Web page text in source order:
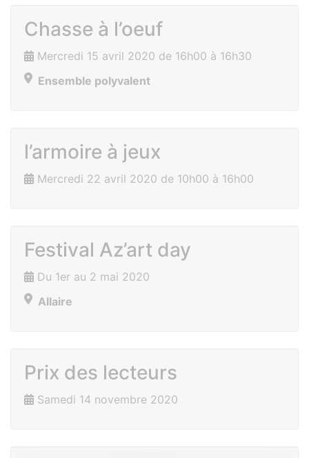
Chasse à l’oeuf
Mercredi 15 avril 2020 de 16h00 à 16h30
Ensemble polyvalent
l’armoire à jeux
Mercredi 22 avril 2020 de 10h00 à 16h00
Festival Az’art day
Du 1er au 2 mai 2020
Allaire
Prix des lecteurs
Samedi 14 novembre 2020